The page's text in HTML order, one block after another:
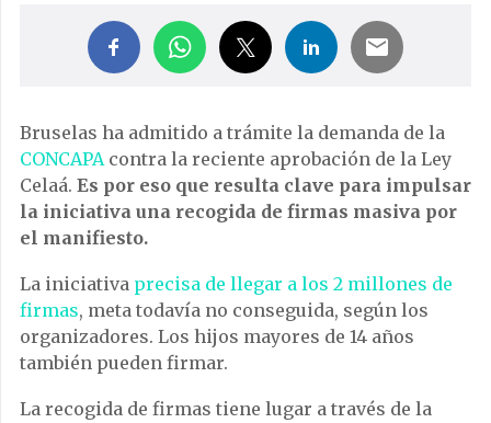
Bruselas ha admitido a trámite la demanda de la
CONCAPAcontra la reciente aprobación de la Ley
Celaá. Es por eso que resulta clave para impulsar
la iniciativa una recogida de firmas masiva por
el manifiesto.
La iniciativa precisa de llegar a los 2 millones de
firmas, meta todavía no conseguida, según los
organizadores. Los hijos mayores de 14 años
también pueden firmar.
La recogida de firmas tiene lugar a través de la